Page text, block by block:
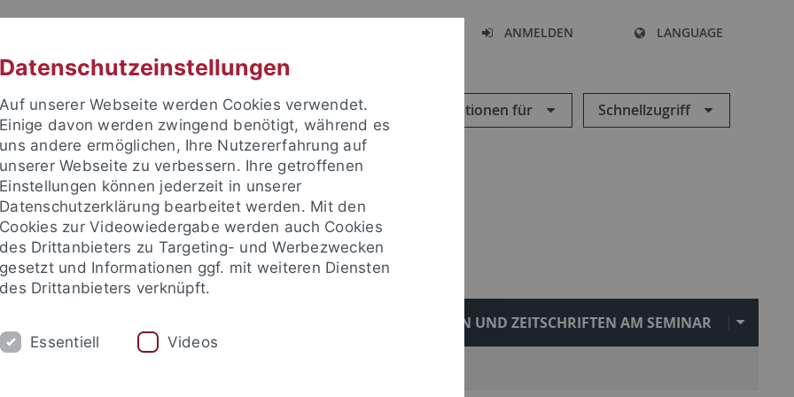
ANMELDEN LANGUAGE
Informationen für Schnellzugriff
REIHEN UND ZEITSCHRIFTEN AM SEMINAR
Datenschutzeinstellungen
Auf unserer Webseite werden Cookies verwendet.
Einige davon werden zwingend benötigt, während es
uns andere ermöglichen, Ihre Nutzererfahrung auf
unserer Webseite zu verbessern. Ihre getroffenen
Einstellungen können jederzeit in unserer
Datenschutzerklärung bearbeitet werden. Mit den
Cookies zur Videowiedergabe werden auch Cookies
des Drittanbieters zu Targeting- und Werbezwecken
gesetzt und Informationen ggf. mit weiteren Diensten
des Drittanbieters verknüpft.
Essentiell Videos